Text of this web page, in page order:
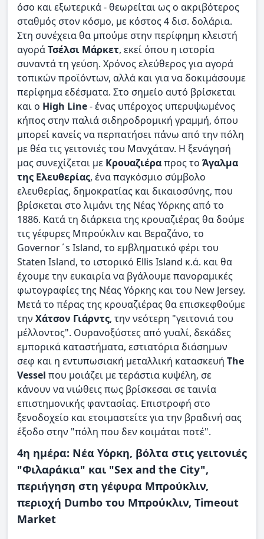
όσο και εξωτερικά - θεωρείται ως ο ακριβότερος
σταθμός στον κόσμο, με κόστος 4 δισ. δολάρια.
Στη συνέχεια θα μπούμε στην περίφημη κλειστή
αγοράΤσέλσι Μάρκετ, εκεί όπου η ιστορία
συναντά τη γεύση. Χρόνος ελεύθερος για αγορά
τοπικών προϊόντων, αλλά και για να δοκιμάσουμε
περίφημα εδέσματα. Στο σημείο αυτό βρίσκεται
και ο High Line- ένας υπέροχος υπερυψωμένος
κήπος στην παλιά σιδηροδρομική γραμμή, όπου
μπορεί κανείς να περπατήσει πάνω από την πόλη
με θέα τις γειτονιές του Μανχάταν. Η ξενάγησή
μας συνεχίζεται με Κρουαζιέραπρος το Άγαλμα
της Ελευθερίας, ένα παγκόσμιο σύμβολο
ελευθερίας, δημοκρατίας και δικαιοσύνης, που
βρίσκεται στο λιμάνι της Νέας Υόρκης από το
1886. Κατά τη διάρκεια της κρουαζιέρας θα δούμε
τις γέφυρες Μπρούκλιν και Βεραζάνο, το
Governor΄s Island, το εμβληματικό φέρι του
Staten Island, το ιστορικό Ellis Island κ.ά. και θα
έχουμε την ευκαιρία να βγάλουμε πανοραμικές
φωτογραφίες της Νέας Υόρκης και του New Jersey.
Μετά το πέρας της κρουαζιέρας θα επισκεφθούμε
την Χάτσον Γιάρντς, την νεότερη "γειτονιά του
μέλλοντος". Ουρανοξύστες από γυαλί, δεκάδες
εμπορικά καταστήματα, εστιατόρια διάσημων
σεφ και η εντυπωσιακή μεταλλική κατασκευή The
Vessel που μοιάζει με τεράστια κυψέλη, σε
κάνουν να νιώθεις πως βρίσκεσαι σε ταινία
επιστημονικής φαντασίας. Επιστροφή στο
ξενοδοχείο και ετοιμαστείτε για την βραδινή σας
έξοδο στην "πόλη που δεν κοιμάται ποτέ".
4η ημέρα: Νέα Υόρκη, βόλτα στις γειτονιές
"Φιλαράκια" και "Sex and the City",
περιήγηση στη γέφυρα Μπρούκλιν,
περιοχή Dumbo του Μπρούκλιν, Timeout
Market